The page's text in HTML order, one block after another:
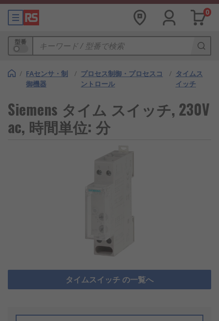
0
型番
/ FAセンサ・制
御機器
/ プロセス制御・プロセスコ
ントロール
/ タイムス
イッチ
Siemens タイム スイッチ, 230V
ac, 時間単位: 分
タイムスイッチ の一覧へ